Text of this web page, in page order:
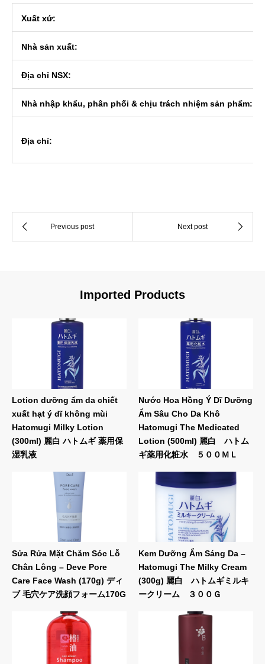
Xuất xứ:
Nhà sản xuất:
Địa chỉ NSX:
Nhà nhập khẩu, phân phối & chịu trách nhiệm sản phẩm:
Địa chỉ:
Imported Products
Lotion dưỡng ẩm da chiết
xuất hạt ý dĩ không mùi
Hatomugi Milky Lotion
(300ml) 麗白 ハトムギ 薬用保
湿乳液
Nước Hoa Hồng Ý Dĩ Dưỡng
Ẩm Sâu Cho Da Khô
Hatomugi The Medicated
Lotion (500ml) 麗白 ハトム
ギ薬用化粧水 ５００ＭＬ
Sửa Rửa Mặt Chăm Sóc Lỗ
Chân Lông – Deve Pore
Care Face Wash (170g) ディ
ブ 毛穴ケア洗顔フォーム170G
Kem Dưỡng Ẩm Sáng Da –
Hatomugi The Milky Cream
(300g) 麗白 ハトムギミルキ
ークリーム ３００Ｇ